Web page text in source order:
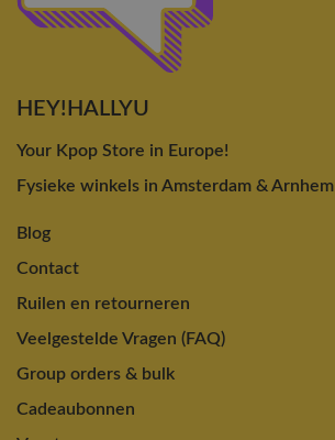
HEY!HALLYU
Your Kpop Store in Europe!
Fysieke winkels in Amsterdam & Arnhem
Blog
Contact
Ruilen en retourneren
Veelgestelde Vragen (FAQ)
Group orders & bulk
Cadeaubonnen